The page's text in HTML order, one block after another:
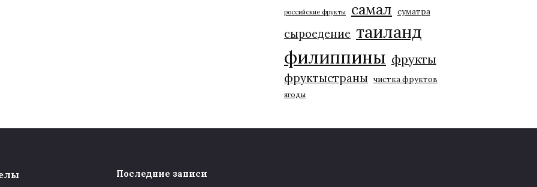
российские фрукты самал суматра
сыроедение таиланд
филиппины фрукты
фруктыстраны чистка фруктов
ягоды
Последние записи